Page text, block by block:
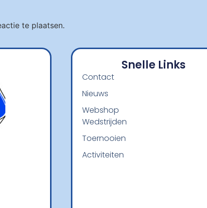
te plaatsen.
Snelle Links
Contact
Nieuws
Webshop
Wedstrijden
Toernooien
Activiteiten